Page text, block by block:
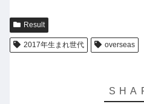
Result
2017年生まれ世代 overseas